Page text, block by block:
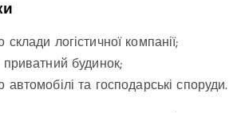
логістичної компанії;
будинок;
та господарські споруди.